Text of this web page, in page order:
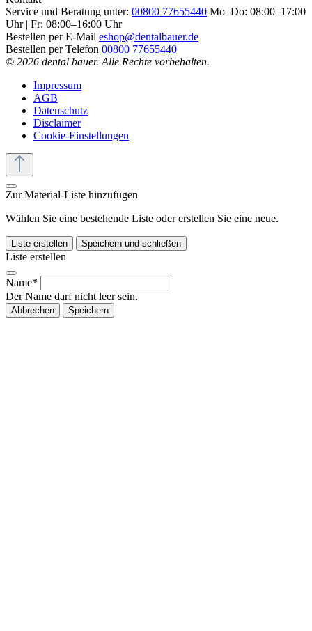
Service und Beratung unter: 00800 77655440 Mo–Do: 08:00–17:00
Uhr | Fr: 08:00–16:00 Uhr
Bestellen per E-Mail eshop@dentalbauer.de
Bestellen per Telefon 00800 77655440
© 2026 dental bauer. Alle Rechte vorbehalten.
Impressum
AGB
Datenschutz
Disclaimer
Cookie-Einstellungen
Zur Material-Liste hinzufügen
Wählen Sie eine bestehende Liste oder erstellen Sie eine neue.
Liste erstellen Speichern und schließen
Liste erstellen
Name*
Der Name darf nicht leer sein.
Abbrechen Speichern